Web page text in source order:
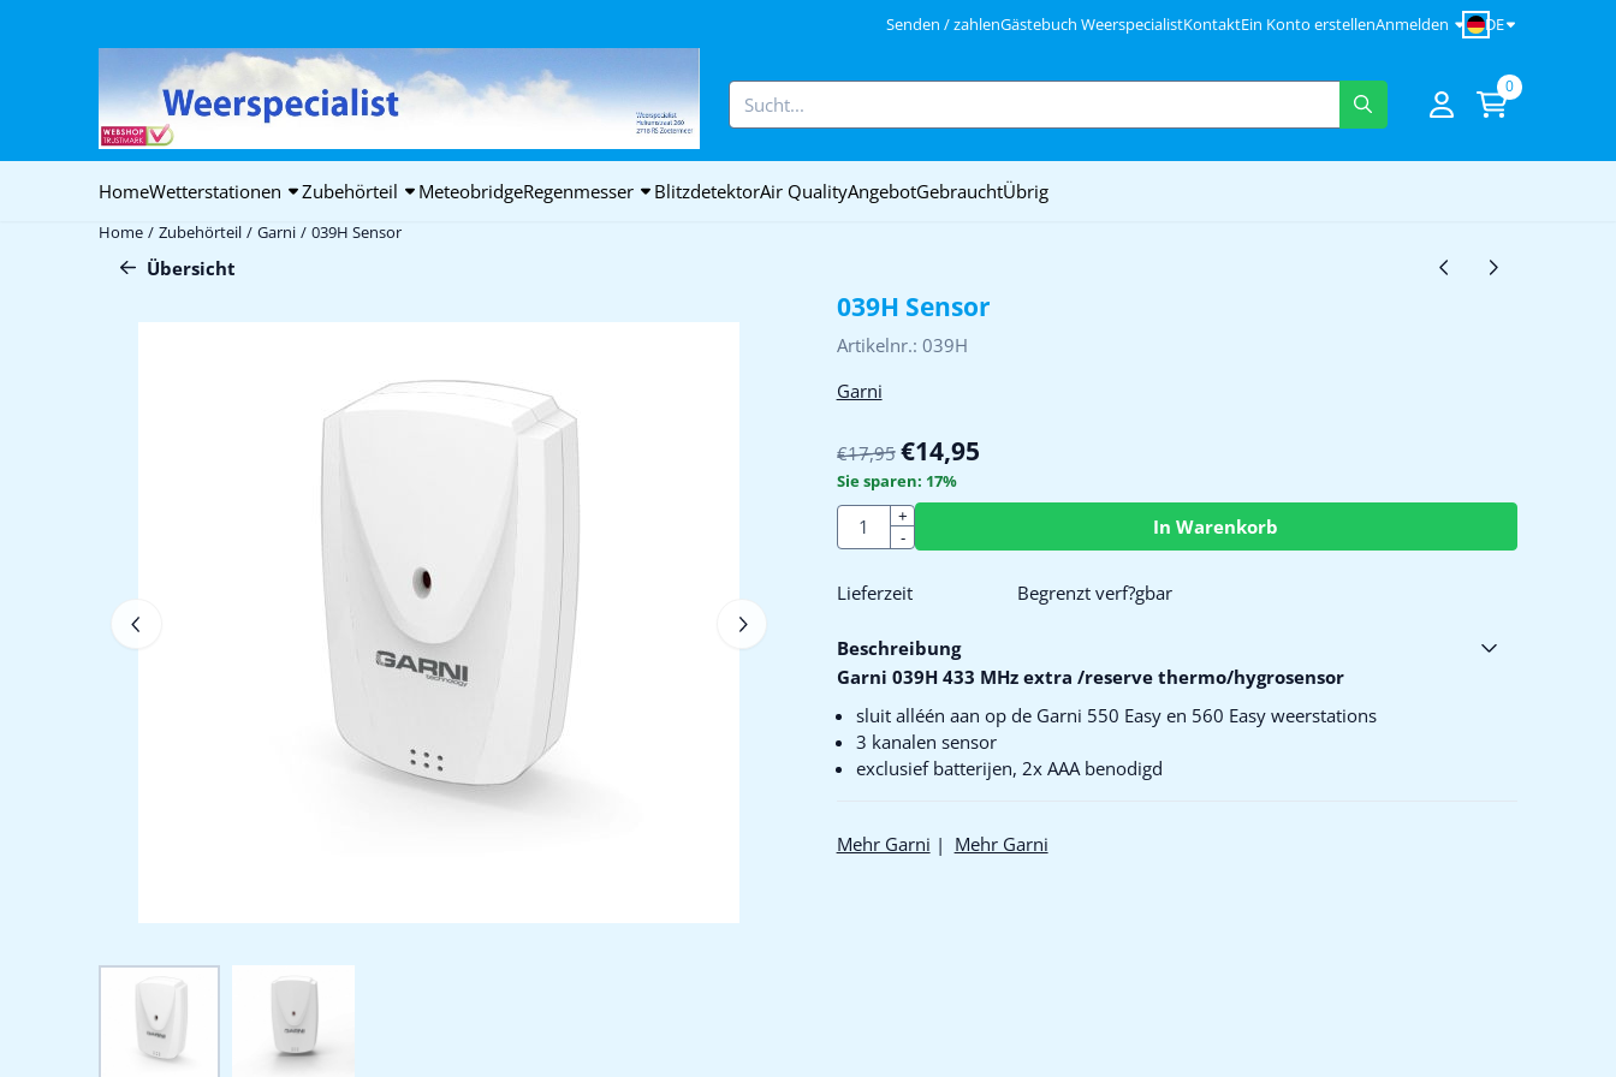
Senden / zahlenGästebuch WeerspecialistKontaktEin Konto erstellenAnmelden DE
Suche 0
HomeWetterstationen Zubehörteil MeteobridgeRegenmesser BlitzdetektorAir QualityAngebotGebrauchtÜbrig
Home / Zubehörteil / Garni / 039H Sensor
Übersicht
039H Sensor
Artikelnr.: 039H
Garni
€17,95 €14,95
Sie sparen: 17%
Anzahl
+
-
In Warenkorb
Lieferzeit Begrenzt verf?gbar
Beschreibung
Garni 039H 433 MHz extra /reserve thermo/hygrosensor
sluit alléén aan op de Garni 550 Easy en 560 Easy weerstations
3 kanalen sensor
exclusief batterijen, 2x AAA benodigd
Mehr Garni | Mehr Garni